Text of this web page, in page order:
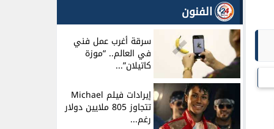
الفنون
سرقة أغرب عمل فني
في العالم.. “موزة
كاتيلان”...
إيرادات فيلم Michael
تتجاوز 805 ملايين دولار
رغم...